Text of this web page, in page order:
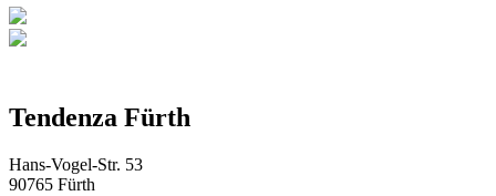
Tendenza Fürth
Hans-Vogel-Str. 53
90765 Fürth